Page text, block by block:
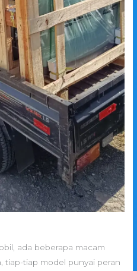
ada beberapa macam
tiap model punyai peran